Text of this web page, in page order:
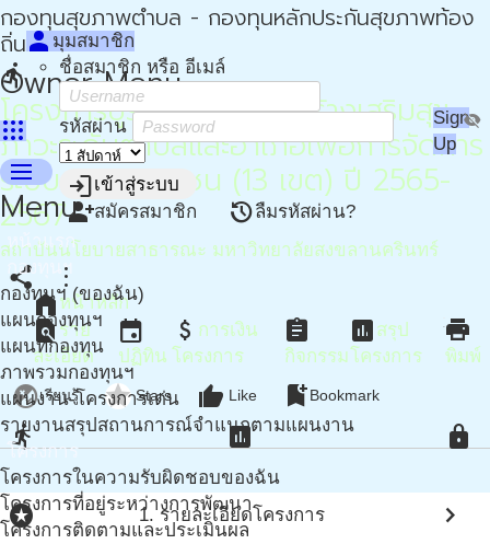
กองทุนสุขภาพตำบล - กองทุนหลักประกันสุขภาพท้อง
ถิ่น - กปท
Owner Menu
apps
person มุมสมาชิก
ชื่อสมาชิก หรือ อีเมล์
รหัสผ่าน visibility_off
loginเข้าสู่ระบบ
person_addสมัครสมาชิก restoreลืมรหัสผ่าน?
Sign
Up
menu
Menu
หน้าแรก
กองทุนฯ
กองทุนฯ (ของฉัน)
แผนกองทุนฯ
แผนที่กองทุน
ภาพรวมกองทุนฯ
แผนงาน-โครงการเด่น
รายงานสรุปสถานการณ์จำแนกตามแผนงาน
โครงการ
โครงการในความรับผิดชอบของฉัน
โครงการที่อยู่ระหว่างการพัฒนา
โครงการติดตามและประเมินผล
directions_run
โครงการบูรณาการกลไกสร้างเสริมสุข
ภาวะระดับตำบลและอำเภอเพื่อการจัดการ
ระบบสุขภาพชุมชน (13 เขต) ปี 2565-
2567
สถาบันนโยบายสาธารณะ มหาวิทยาลัยสงขลานครินทร์
share
more_vert
homeหน้าหลัก
find_in_pageราย
ละเอียด
event
ปฏิทิน
attach_money การเงิน
โครงการ
assignment
กิจกรรม
assessment สรุป
โครงการ
print
พิมพ์
flakyเรียนรู้ starStars thumb_up Like bookmark_add Bookmark
directions_run assessment lock
stars 1. รายละเอียดโครงการ chevron_right